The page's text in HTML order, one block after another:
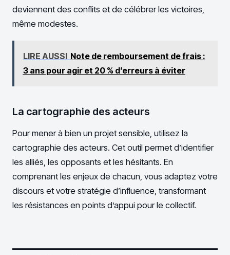
deviennent des conflits et de célébrer les victoires,
même modestes.
LIRE AUSSI Note de remboursement de frais :
3 ans pour agir et 20 % d’erreurs à éviter
La cartographie des acteurs
Pour mener à bien un projet sensible, utilisez la
cartographie des acteurs. Cet outil permet d’identifier
les alliés, les opposants et les hésitants. En
comprenant les enjeux de chacun, vous adaptez votre
discours et votre stratégie d’influence, transformant
les résistances en points d’appui pour le collectif.